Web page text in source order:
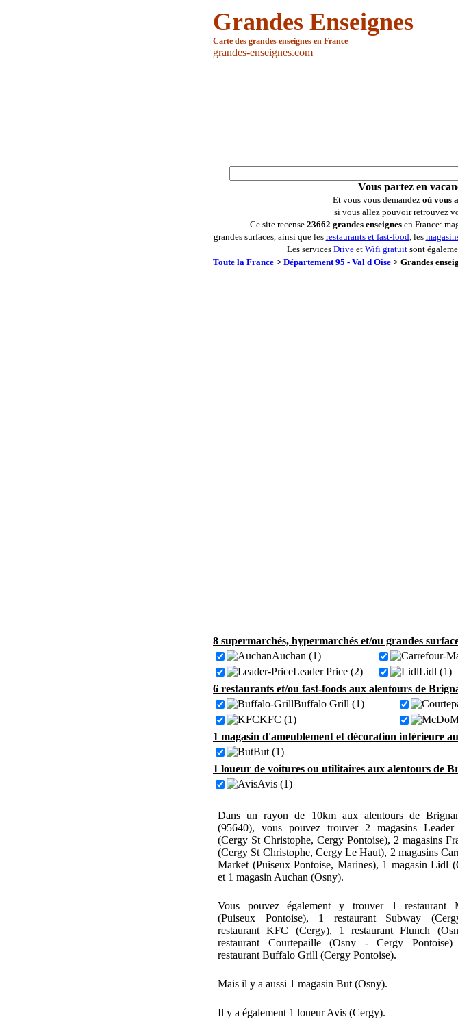
Grandes Enseignes
Carte des grandes enseignes en France
grandes-enseignes.com
Vous partez en
Et vous vous demandez où vous
si vous allez pouvoir retrouvez
Ce site recense 23662 grandes enseignes en France:
grandes surfaces, ainsi que les restaurants et fast-food, les
Les services Drive et Wifi gratuit sont
Toute la France > Département 95 - Val d Oise > Grandes
8 supermarchés, hypermarchés et/ou grandes
Auchan (1)
Leader Price (2)
Lidl (1)
6 restaurants et/ou fast-foods aux alentours de
Buffalo Grill (1)
KFC (1)
1 magasin d'ameublement et décoration intérieure
But (1)
1 loueur de voitures ou utilitaires aux alentours de
Avis (1)
Dans un rayon de 10km aux alentours de
(95640), vous pouvez trouver 2 magasins Leader
(Cergy St Christophe, Cergy Pontoise), 2 magasins
(Cergy St Christophe, Cergy Le Haut), 2 magasins
Market (Puiseux Pontoise, Marines), 1 magasin Lidl
et 1 magasin Auchan (Osny).
Vous pouvez également y trouver 1 restaurant
(Puiseux Pontoise), 1 restaurant Subway
restaurant KFC (Cergy), 1 restaurant Flunch
restaurant Courtepaille (Osny - Cergy
restaurant Buffalo Grill (Cergy Pontoise).
Mais il y a aussi 1 magasin But (Osny).
Il y a également 1 loueur Avis (Cergy).